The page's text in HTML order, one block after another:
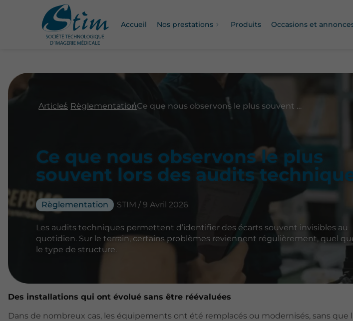
Accueil Nos prestations Produits Occasions et
Articles Règlementation Ce que nous observons le plus souvent lors des audits techniques
Ce que nous observons le plus
souvent lors des audits
Règlementation STIM / 9 Avril 2026
Les audits techniques permettent d’identifier des écarts souvent invisibles au
quotidien. Sur le terrain, certains problèmes reviennent régulièrement, quel
le type de structure.
Des installations qui ont évolué sans être réévaluées
Dans de nombreux cas, les équipements ont été remplacés ou modernisés, sans que